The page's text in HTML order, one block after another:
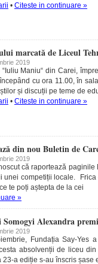
• Citeste in continuare »
marcată de Liceul
2019
“Iuliu Maniu“ din Carei,
cu ora 11.00, în
și discuții pe teme de
• Citeste in continuare »
din nou Buletin de
2019
că raportează
unei competiții locale.
te poți aștepta de la cei
»
Somogyi Alexandra
2019
Fundația Say-Yes
absolvenții de liceu
23-a ediție s-au înscris șase